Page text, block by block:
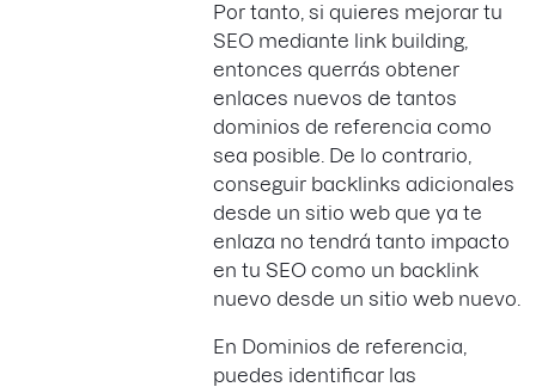
Por tanto, si quieres mejorar tu
SEO mediante link building,
entonces querrás obtener
enlaces nuevos de tantos
dominios de referencia como
sea posible. De lo contrario,
conseguir backlinks adicionales
desde un sitio web que ya te
enlaza no tendrá tanto impacto
en tu SEO como un backlink
nuevo desde un sitio web nuevo.
En Dominios de referencia,
puedes identificar las